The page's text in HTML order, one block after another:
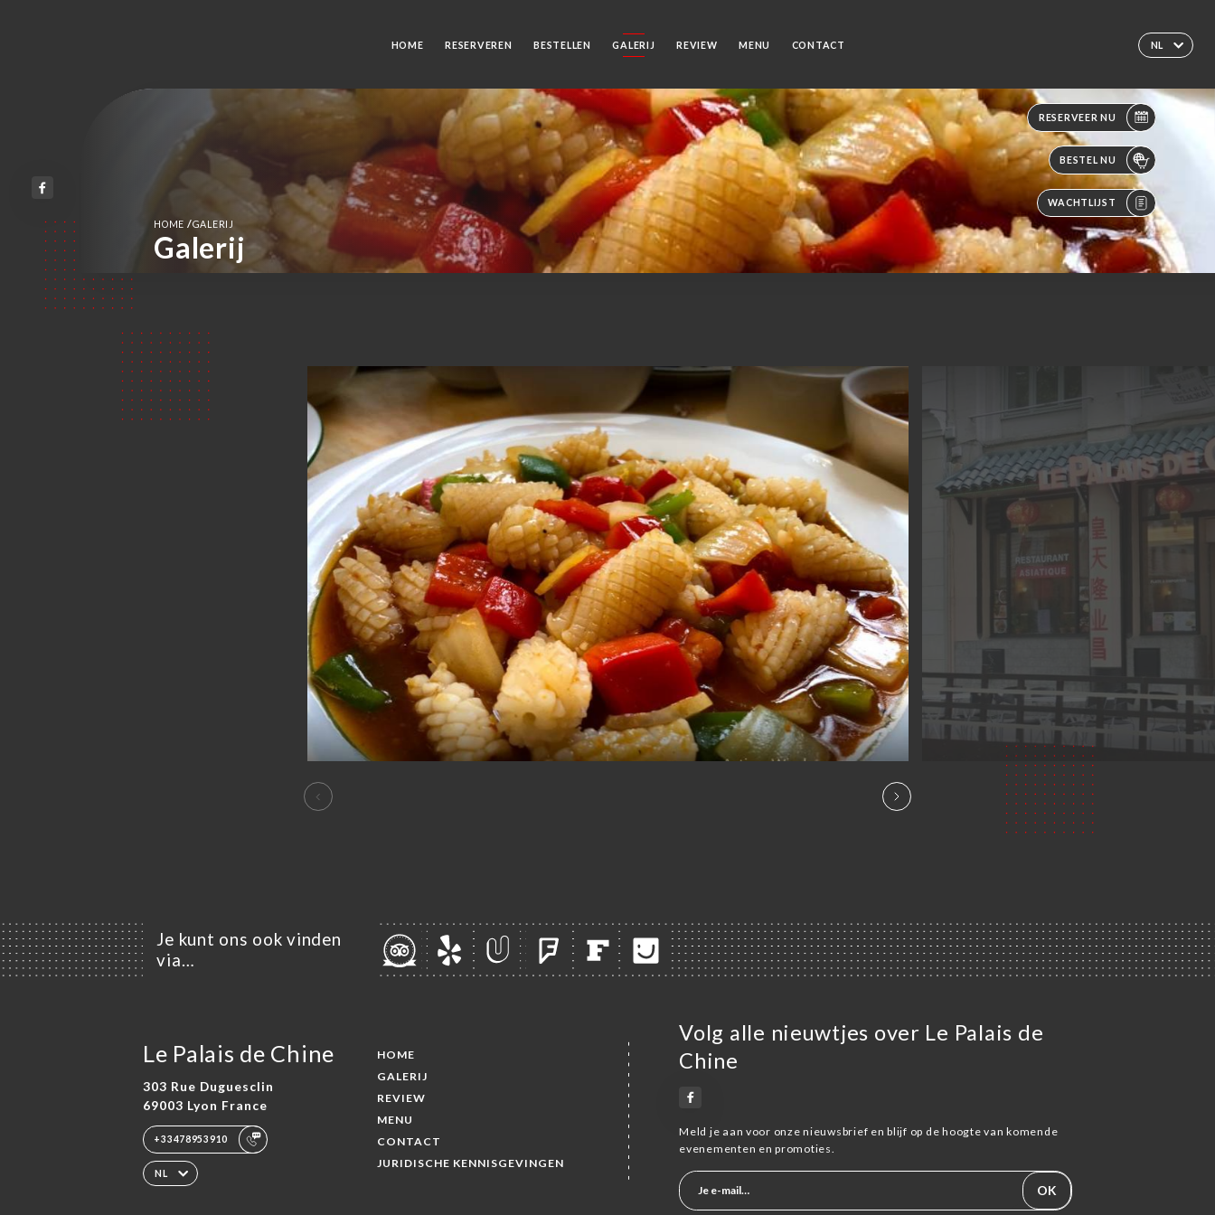
NL
HOME RESERVEREN BESTELLEN GALERIJ REVIEW MENU CONTACT
RESERVEER NU
BESTEL NU
WACHTLIJST
HOME /GALERIJ
Galerij
Je kunt ons ook vinden
via…
Le Palais de Chine
303 Rue Duguesclin
69003 Lyon France
+33478953910
NL
HOME
GALERIJ
REVIEW
MENU
CONTACT
JURIDISCHE KENNISGEVINGEN
Volg alle nieuwtjes over Le Palais de
Chine
Meld je aan voor onze nieuwsbrief en blijf op de hoogte van komende
evenementen en promoties.
OK